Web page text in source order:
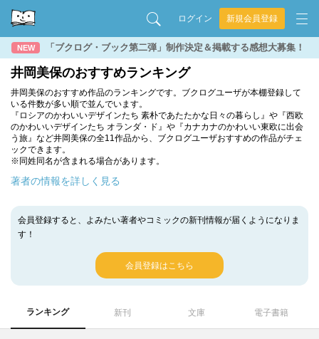
ログイン 新規会員登録
NEW 「ブクログ・ブック第二弾」制作決定＆掲載する感想大募集！
井岡美保のおすすめランキング
井岡美保のおすすめ作品のランキングです。ブクログユーザが本棚登録して
いる件数が多い順で並んでいます。
『ロシアのかわいいデザインたち 素朴であたたかな日々の暮らし』や『西欧
のかわいいデザインたち オランダ・ド』や『カナカナのかわいい東欧に出会
う旅』など井岡美保の全11作品から、ブクログユーザおすすめの作品がチェ
ックできます。
※同姓同名が含まれる場合があります。
著者の情報を詳しく見る
会員登録すると、よみたい著者やコミックの新刊情報が届くようになりま
す！
会員登録はこちら
ランキング 新刊 文庫 電子書籍